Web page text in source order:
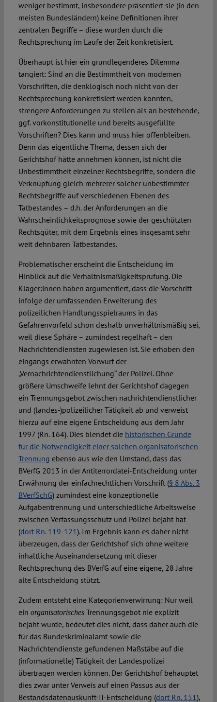
weniger bestimmt, insbesondere präsentiert sie (in den
meisten Bundesländern) keine Definitionen ihrer
zentralen Begriffe – diese wurden durch die
Rechtsprechung im Laufe der Zeit konkretisiert.
Überhaupt ist hier ein grundlegenderes Dilemma
tangiert: Sind an die Bestimmtheit von modernen
Vorschriften, die denklogisch noch nicht von der
Rechtsprechung konkretisiert werden konnten,
strengere Anforderungen zu stellen als an bestehende,
ggf. vorkonstitutionelle und bereits ausgefüllte
Vorschriften? Dies kann und muss hier offenbleiben.
Denn das eigentliche Thema, dessen sich der
Gerichtshof hätte annehmen können, ist nicht die
Unbestimmtheit einzelner Rechtsbegriffe, sondern die
Verknüpfung gleich mehrerer solcher unbestimmter
Rechtsbegriffe auf verschiedenen Ebenen des
Tatbestandes – d.h. der Anforderungen an die
Wahrscheinlichkeitsprognose sowie der geschützten
Rechtsgüter, mit dem Ergebnis eines insgesamt sehr
weit dehnbaren Tatbestandes.
Problematischer erscheint die Entscheidung im
Hinblick auf die Verhältnismäßigkeitsprüfung. Die
Kläger:innen haben argumentiert, dass die Vorschrift
infolge der umfassenden Erweiterung des
polizeilichen Handlungsspielraums in das
Gefahrenvorfeld schon deshalb unverhältnismäßig sei,
weil diese Sphäre – zumindest regelhaft – den
Nachrichtendiensten zugewiesen ist. Sie erhoben den
eingangs erwähnten Vorwurf der
„Vernachrichtendienstlichung“ der Polizei. Ohne
größere Umschweife lehnt der Gerichtshof dagegen
ein Trennungsgebot zwischen nachrichtendienstlicher
und (landes-)polizeilicher Tätigkeit ab und verweist
hierzu auf eine eigene Entscheidung aus dem Jahr
1997 (Rn. 164). Dies blendet die historischen Gründe
für die Notwendigkeit einer solchen organisatorischen
Trennung ebenso aus wie den Umstand, dass das
BVerfG 2013 in der Antiterrordatei-Entscheidung unter
Erwähnung der einfachrechtlichen Vorschrift (§ 8 Abs. 3
BVerfSchG) zumindest eine konzeptionelle
Aufgabentrennung und unterschiedliche Arbeitsweise
zwischen Verfassungsschutz und Polizei bejaht hat
(dort Rn. 119-121). Im Ergebnis kann es daher nicht
überzeugen, dass der Gerichtshof sich ohne weitere
inhaltliche Auseinandersetzung mit dieser
Rechtsprechung des BVerfG auf eine eigene, 28 Jahre
alte Entscheidung stützt.
Zudem entsteht eine Kategorienverwirrung: Nur weil
ein organisatorisches Trennungsgebot nie explizit
bejaht wurde, bedeutet dies nicht, dass daher auch die
für das Bundeskriminalamt sowie die
Nachrichtendienste gefundenen Maßstäbe auf die
(informationelle) Tätigkeit der Landespolizei
übertragen werden können. Der Gerichtshof behauptet
dies zwar unter Verweis auf einen Passus aus der
Bestandsdatenauskunft-II-Entscheidung (dort Rn. 151),